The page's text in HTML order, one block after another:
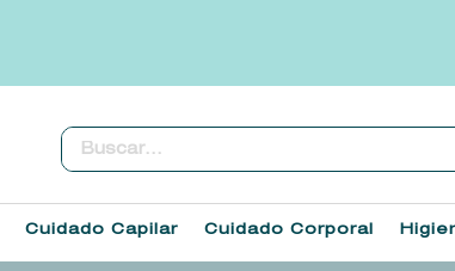
Buscar...
Cuidado Capilar Cuidado Corporal
1.
heathcote